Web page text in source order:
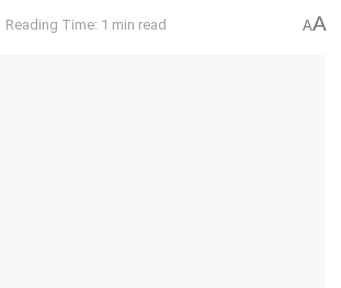
Reading Time: 1 min read AA